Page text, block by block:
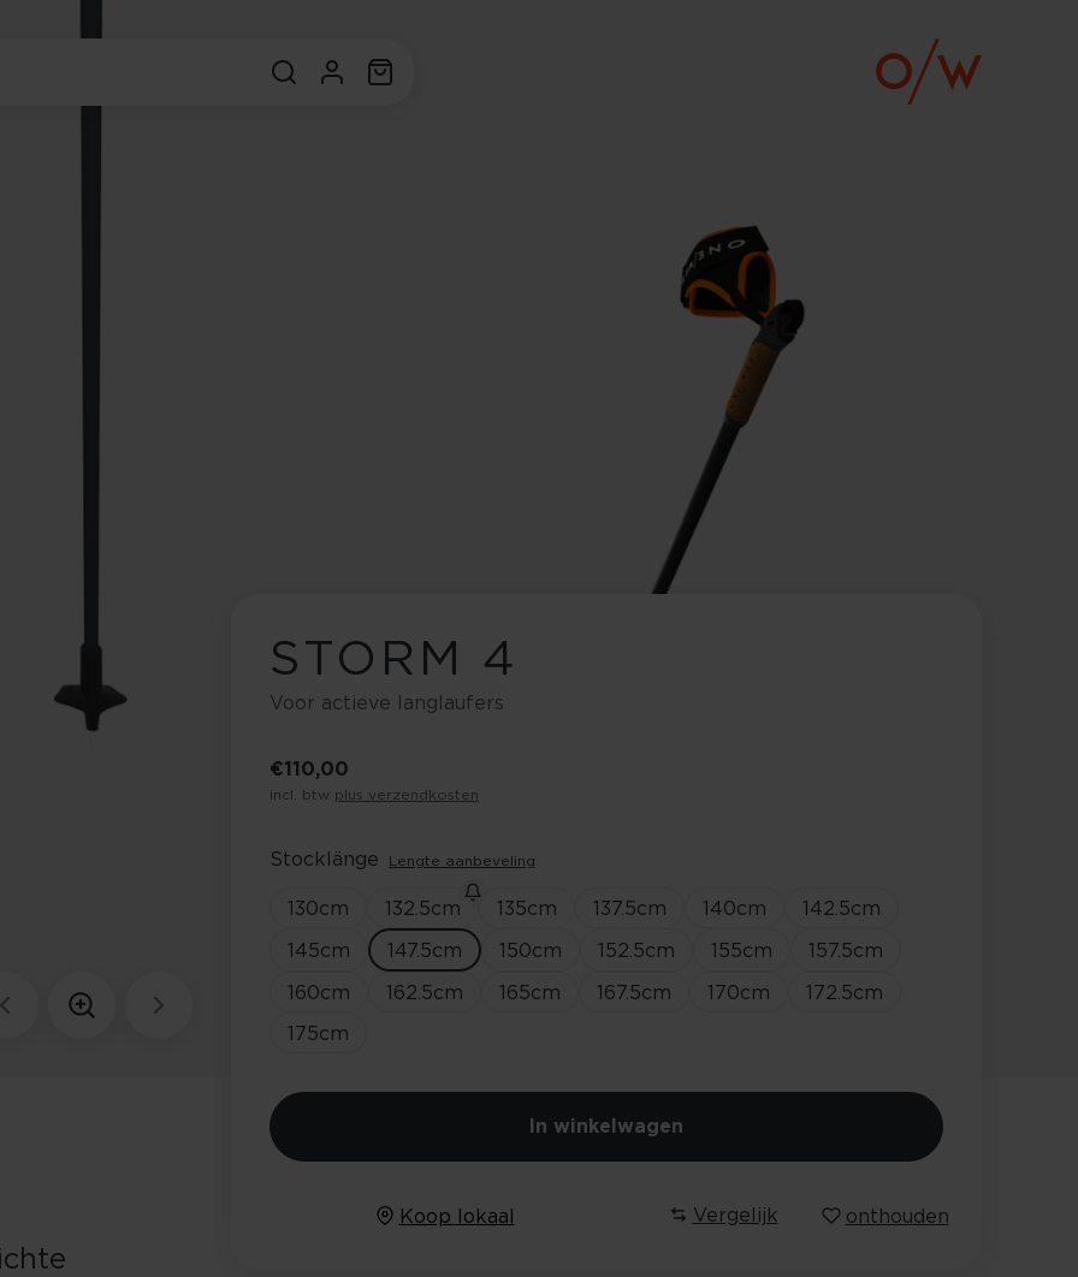
STORM 4
Voor actieve langlaufers
€ 110,00
incl. btw plus verzendkosten
Stocklänge Lengte aanbeveling
130cm 132.5cm 135cm 137.5cm 140cm 142.5cm
145cm 147.5cm 150cm 152.5cm 155cm 157.5cm
160cm 162.5cm 165cm 167.5cm 170cm 172.5cm
175cm
In winkelwagen
Koop lokaal Vergelijk onthouden